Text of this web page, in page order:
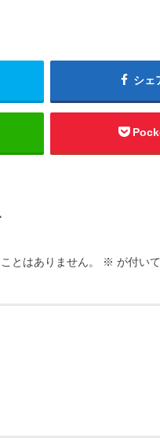
シェ
とはありません。 ※ が付い